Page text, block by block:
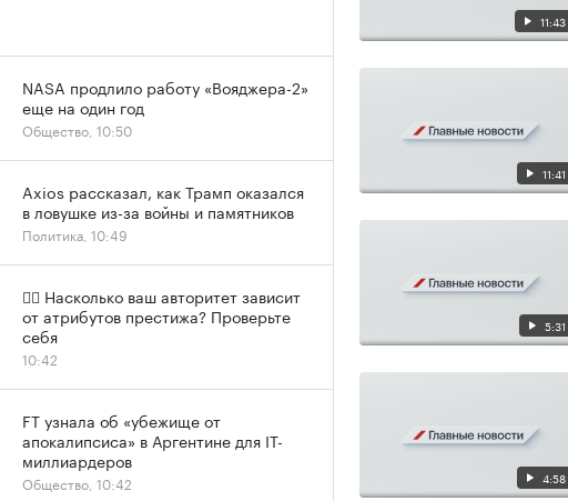
11:43
11:41
5:31
4:58
NASA продлило работу «Вояджера-2»
еще на один год
Общество, 10:50
Axios рассказал, как Трамп оказался
в ловушке из-за войны и памятников
Политика, 10:49
✍🏻 Насколько ваш авторитет зависит
от атрибутов престижа? Проверьте
себя
10:42
FT узнала об «убежище от
апокалипсиса» в Аргентине для IT-
миллиардеров
Общество, 10:42